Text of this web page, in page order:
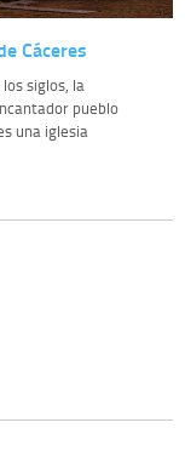
Cáceres
siglos, la
pueblo
una iglesia